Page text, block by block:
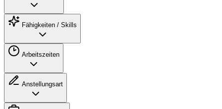
Fähigkeiten / Skills
Arbeitszeiten
Anstellungsart